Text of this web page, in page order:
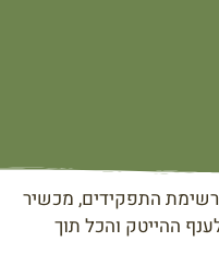
התפקידים, מכשיר
ההייטק והכל תוך